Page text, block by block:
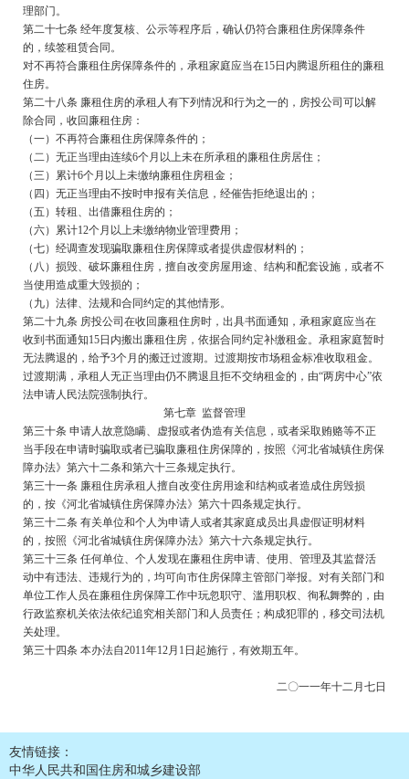
理部门。
第二十七条 经年度复核、公示等程序后，确认仍符合廉租住房保障条件
的，续签租赁合同。
对不再符合廉租住房保障条件的，承租家庭应当在15日内腾退所租住的廉租
住房。
第二十八条 廉租住房的承租人有下列情况和行为之一的，房投公司可以解
除合同，收回廉租住房：
（一）不再符合廉租住房保障条件的；
（二）无正当理由连续6个月以上未在所承租的廉租住房居住；
（三）累计6个月以上未缴纳廉租住房租金；
（四）无正当理由不按时申报有关信息，经催告拒绝退出的；
（五）转租、出借廉租住房的；
（六）累计12个月以上未缴纳物业管理费用；
（七）经调查发现骗取廉租住房保障或者提供虚假材料的；
（八）损毁、破坏廉租住房，擅自改变房屋用途、结构和配套设施，或者不
当使用造成重大毁损的；
（九）法律、法规和合同约定的其他情形。
第二十九条 房投公司在收回廉租住房时，出具书面通知，承租家庭应当在
收到书面通知15日内搬出廉租住房，依据合同约定补缴租金。承租家庭暂时
无法腾退的，给予3个月的搬迁过渡期。过渡期按市场租金标准收取租金。
过渡期满，承租人无正当理由仍不腾退且拒不交纳租金的，由“两房中心”依
法申请人民法院强制执行。
第七章 监督管理
第三十条 申请人故意隐瞒、虚报或者伪造有关信息，或者采取贿赂等不正
当手段在申请时骗取或者已骗取廉租住房保障的，按照《河北省城镇住房保
障办法》第六十二条和第六十三条规定执行。
第三十一条 廉租住房承租人擅自改变住房用途和结构或者造成住房毁损
的，按《河北省城镇住房保障办法》第六十四条规定执行。
第三十二条 有关单位和个人为申请人或者其家庭成员出具虚假证明材料
的，按照《河北省城镇住房保障办法》第六十六条规定执行。
第三十三条 任何单位、个人发现在廉租住房申请、使用、管理及其监督活
动中有违法、违规行为的，均可向市住房保障主管部门举报。对有关部门和
单位工作人员在廉租住房保障工作中玩忽职守、滥用职权、徇私舞弊的，由
行政监察机关依法依纪追究相关部门和人员责任；构成犯罪的，移交司法机
关处理。
第三十四条 本办法自2011年12月1日起施行，有效期五年。
二〇一一年十二月七日
友情链接：
中华人民共和国住房和城乡建设部